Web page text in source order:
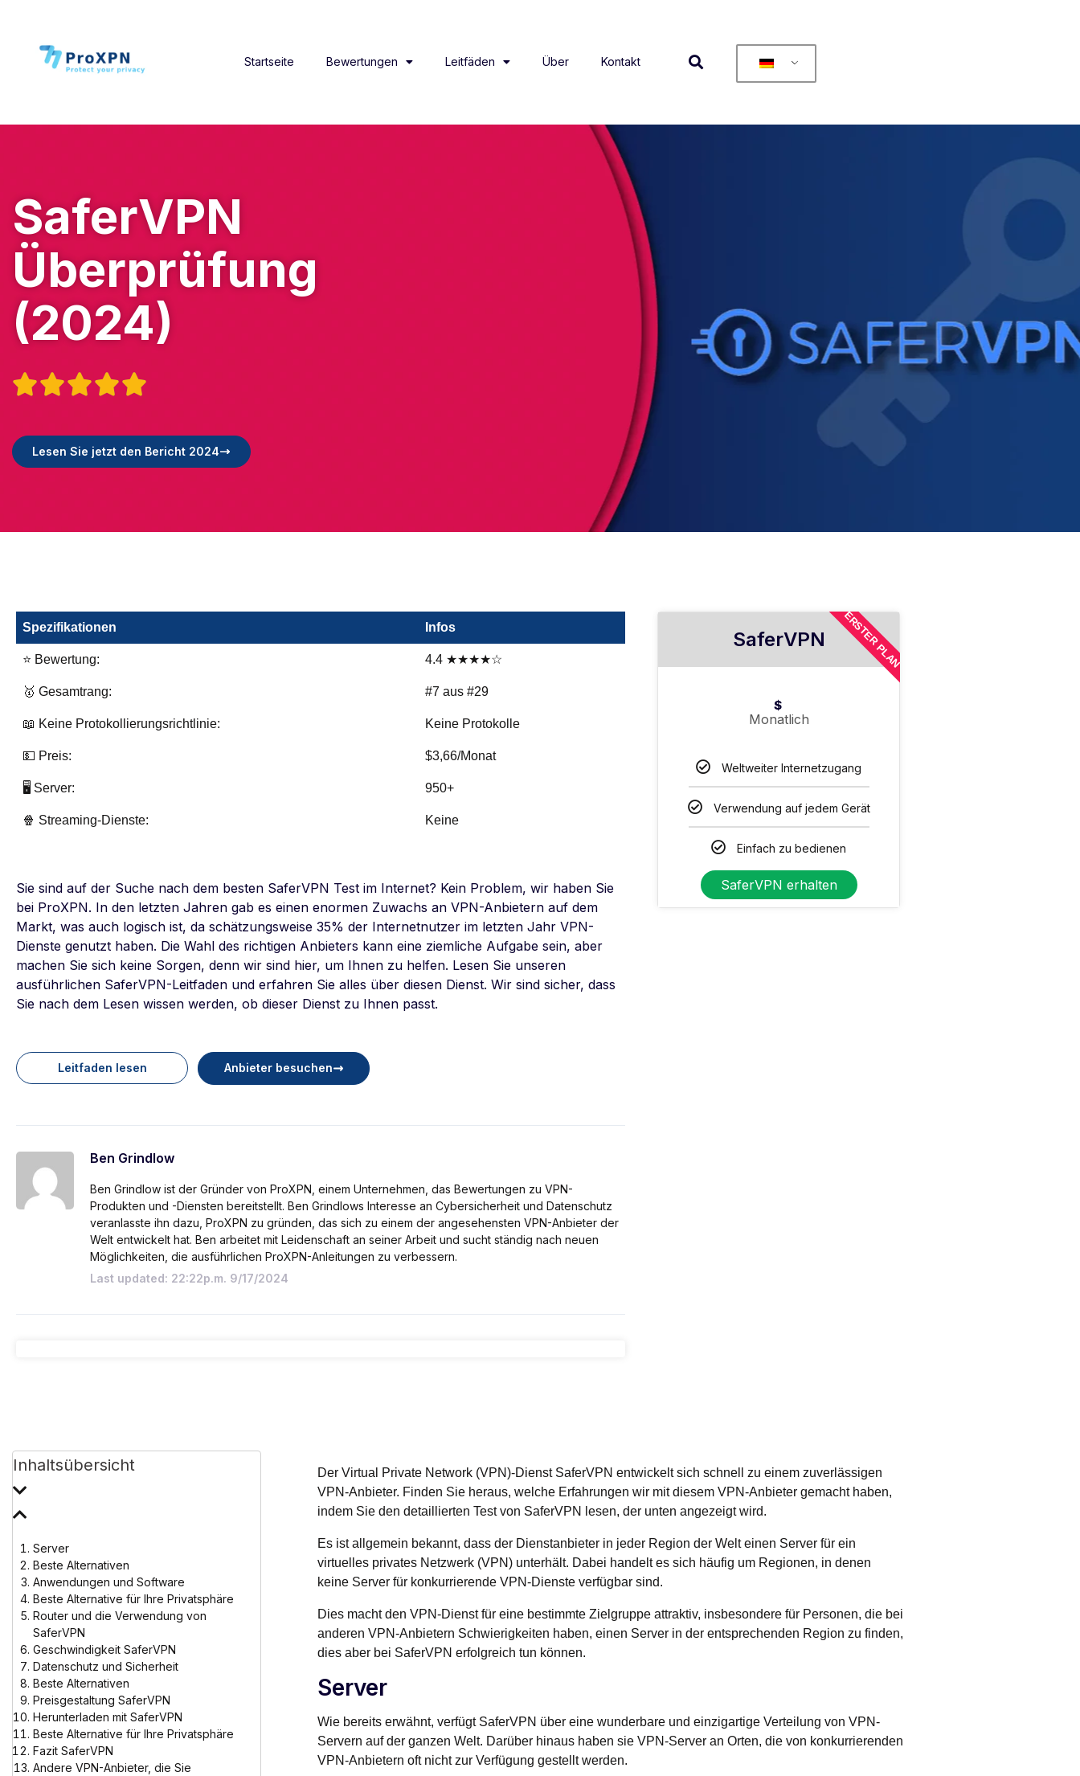
Startseite Bewertungen Leitfäden Über Kontakt
SaferVPN
Überprüfung
(2024)

Lesen Sie jetzt den Bericht 2024
Spezifikationen Infos
⭐ Bewertung: 4.4 ★★★★☆
🥇 Gesamtrang: #7 aus #29
📖 Keine Protokollierungsrichtlinie: Keine Protokolle
💵 Preis: $3,66/Monat
🖥️ Server: 950+
🍿 Streaming-Dienste: Keine
Sie sind auf der Suche nach dem besten SaferVPN Test im Internet? Kein Problem, wir haben Sie
bei ProXPN. In den letzten Jahren gab es einen enormen Zuwachs an VPN-Anbietern auf dem
Markt, was auch logisch ist, da schätzungsweise 35% der Internetnutzer im letzten Jahr VPN-
Dienste genutzt haben. Die Wahl des richtigen Anbieters kann eine ziemliche Aufgabe sein, aber
machen Sie sich keine Sorgen, denn wir sind hier, um Ihnen zu helfen. Lesen Sie unseren
ausführlichen SaferVPN-Leitfaden und erfahren Sie alles über diesen Dienst. Wir sind sicher, dass
Sie nach dem Lesen wissen werden, ob dieser Dienst zu Ihnen passt.
Leitfaden lesen Anbieter besuchen
Ben Grindlow
Ben Grindlow ist der Gründer von ProXPN, einem Unternehmen, das Bewertungen zu VPN-
Produkten und -Diensten bereitstellt. Ben Grindlows Interesse an Cybersicherheit und Datenschutz
veranlasste ihn dazu, ProXPN zu gründen, das sich zu einem der angesehensten VPN-Anbieter der
Welt entwickelt hat. Ben arbeitet mit Leidenschaft an seiner Arbeit und sucht ständig nach neuen
Möglichkeiten, die ausführlichen ProXPN-Anleitungen zu verbessern.
Last updated: 22:22p.m. 9/17/2024
SaferVPN
$
Monatlich
Weltweiter Internetzugang
Verwendung auf jedem Gerät
Einfach zu bedienen
SaferVPN erhalten
ERSTER PLAN
Inhaltsübersicht
Server
Beste Alternativen
Anwendungen und Software
Beste Alternative für Ihre Privatsphäre
Router und die Verwendung von
SaferVPN
Geschwindigkeit SaferVPN
Datenschutz und Sicherheit
Beste Alternativen
Preisgestaltung SaferVPN
Herunterladen mit SaferVPN
Beste Alternative für Ihre Privatsphäre
Fazit SaferVPN
Andere VPN-Anbieter, die Sie
Der Virtual Private Network (VPN)-Dienst SaferVPN entwickelt sich schnell zu einem zuverlässigen
VPN-Anbieter. Finden Sie heraus, welche Erfahrungen wir mit diesem VPN-Anbieter gemacht haben,
indem Sie den detaillierten Test von SaferVPN lesen, der unten angezeigt wird.
Es ist allgemein bekannt, dass der Dienstanbieter in jeder Region der Welt einen Server für ein
virtuelles privates Netzwerk (VPN) unterhält. Dabei handelt es sich häufig um Regionen, in denen
keine Server für konkurrierende VPN-Dienste verfügbar sind.
Dies macht den VPN-Dienst für eine bestimmte Zielgruppe attraktiv, insbesondere für Personen, die bei
anderen VPN-Anbietern Schwierigkeiten haben, einen Server in der entsprechenden Region zu finden,
dies aber bei SaferVPN erfolgreich tun können.
Server
Wie bereits erwähnt, verfügt SaferVPN über eine wunderbare und einzigartige Verteilung von VPN-
Servern auf der ganzen Welt. Darüber hinaus haben sie VPN-Server an Orten, die von konkurrierenden
VPN-Anbietern oft nicht zur Verfügung gestellt werden.